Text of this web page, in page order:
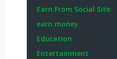
Earn From Social Site
earn money
Education
Entertainment